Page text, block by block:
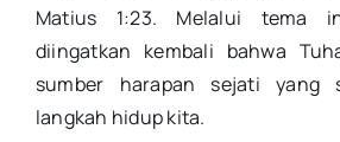
Matius 1:23. Melalui tema
diingatkan kembali bahwa
sumber harapan sejati yang
langkah hidup kita.